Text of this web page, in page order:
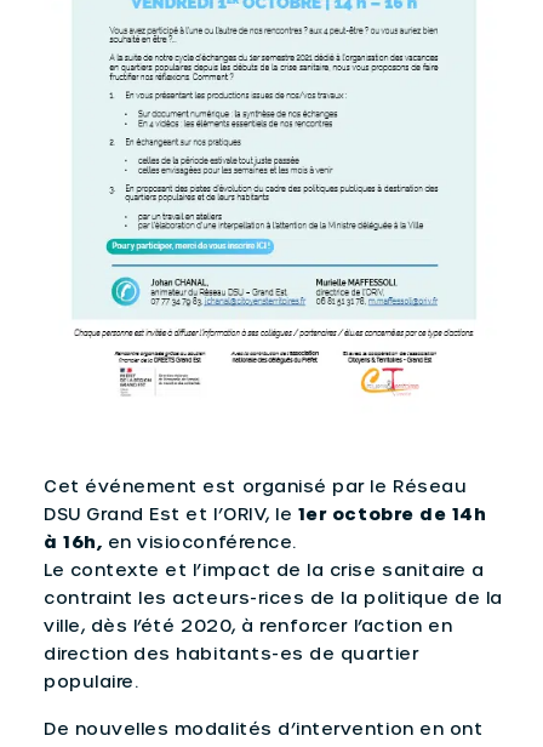
Cet événement est organisé par le Réseau
DSU Grand Est et l’ORIV, le 1er octobre de 14h
à 16h, en visioconférence.
Le contexte et l’impact de la crise sanitaire a
contraint les acteurs-rices de la politique de la
ville, dès l’été 2020, à renforcer l’action en
direction des habitants-es de quartier
populaire.
De nouvelles modalités d’intervention en ont